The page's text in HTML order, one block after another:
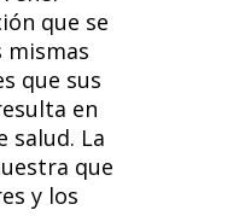
que se
mismas
que sus
en
salud. La
que
y los